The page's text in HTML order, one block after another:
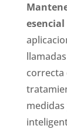
esencial
correcta